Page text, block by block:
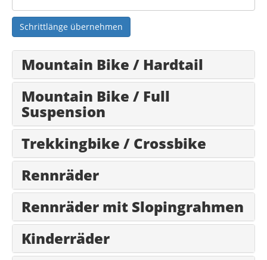
Schrittlänge übernehmen
Mountain Bike / Hardtail
Mountain Bike / Full
Suspension
Trekkingbike / Crossbike
Rennräder
Rennräder mit Slopingrahmen
Kinderräder